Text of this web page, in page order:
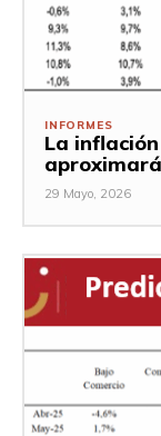
INFORMES
La
29 Mayo, 2026